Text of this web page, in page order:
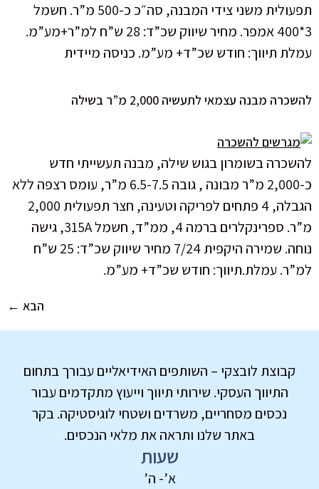
תפעולית משני צידי המבנה, סה״כ כ-500 מ”ר. חשמל
3*400 אמפר. מחיר שיווק שכ”ד: 28 ש”ח למ”ר+מע”מ.
תיווך: חודש שכ”ד+ מע”מ. כניסה מיידית
מבנה עצמאי לתעשיה 2,000 מ”ר בשילה
בשומרון בגוש שילה, מבנה תעשייתי חדש
כ-2,000 מ”ר מבונה , גובה 6.5-7.5 מ”ר, עומס רצפה ללא
הגבלה, 4 פתחים לפריקה וטעינה, חצר תפעולית 2,000
מ”ר. ספרינקלרים ברמה 4, ממ”ד, חשמל 315A, גישה
נוחה. שמירה היקפית 7/24 מחיר שיווק שכ”ד: 25 ש”ח
עמלת.תיווך: חודש שכ”ד+ מע”מ.
הבא←
קבוצת לובצקי – השותפים האידיאליים עבורך בתחום
התיווך העסקי. שירותי תיווך וייעוץ מתקדמים עבור
נכסים מסחריים, משרדים ושטחי לוגיסטיקה. בקר
באתר שלנו ותראה את מלאי הנכסים.
שעות
א’- ה’